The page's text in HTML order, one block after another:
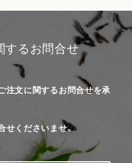
するお問合せ
注文に関するお問合せを承
せくださいませ。